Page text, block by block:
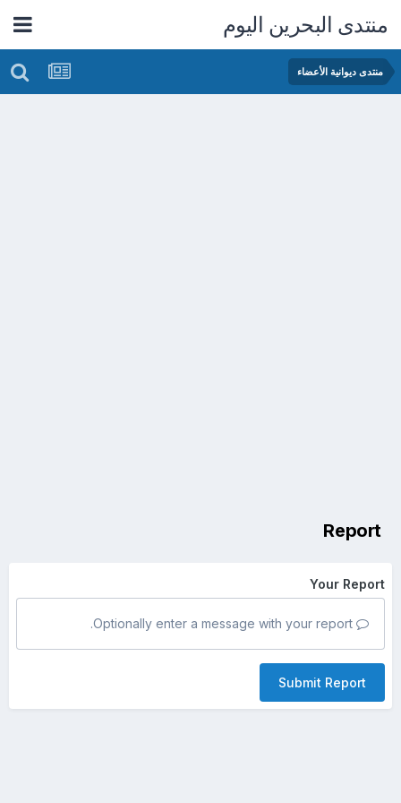
منتدى البحرين اليوم
منتدى ديوانية الأعضاء
Report
Your Report
Submit Report